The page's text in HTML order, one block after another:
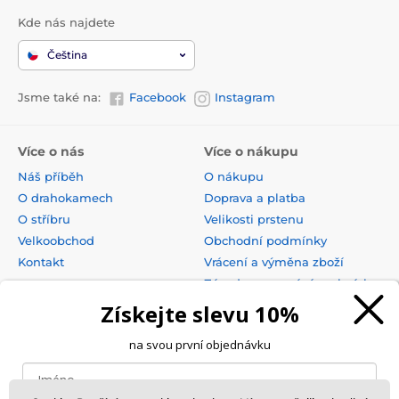
Kde nás najdete
Čeština
Jsme také na: Facebook Instagram
Více o nás
Náš příběh
O drahokamech
O stříbru
Velkoobchod
Kontakt
Více o nákupu
O nákupu
Doprava a platba
Velikosti prstenu
Obchodní podmínky
Vrácení a výměna zboží
Zásady zpracování osobních
Získejte slevu 10%
na svou první objednávku